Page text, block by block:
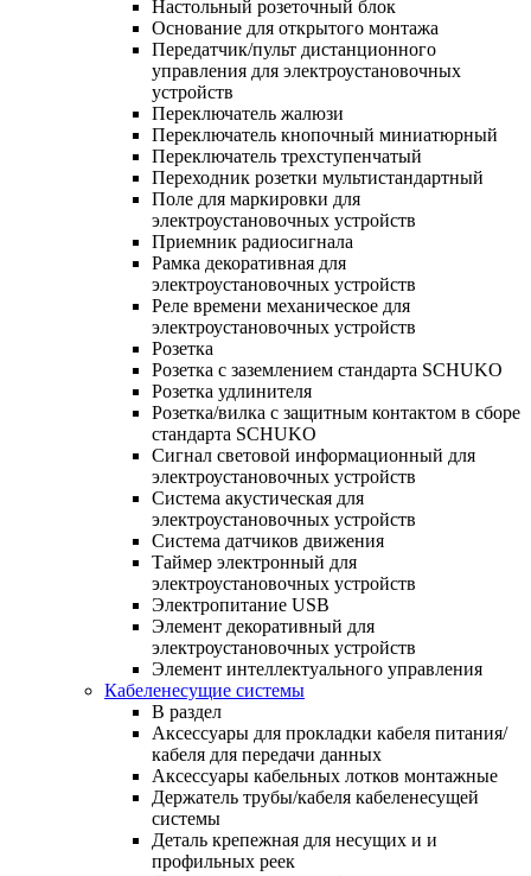
Настольный розеточный блок
Основание для открытого монтажа
Передатчик/пульт дистанционного
управления для электроустановочных
устройств
Переключатель жалюзи
Переключатель кнопочный миниатюрный
Переключатель трехступенчатый
Переходник розетки мультистандартный
Поле для маркировки для
электроустановочных устройств
Приемник радиосигнала
Рамка декоративная для
электроустановочных устройств
Реле времени механическое для
электроустановочных устройств
Розетка
Розетка с заземлением стандарта SCHUKO
Розетка удлинителя
Розетка/вилка с защитным контактом в сборе
стандарта SCHUKO
Сигнал световой информационный для
электроустановочных устройств
Система акустическая для
электроустановочных устройств
Система датчиков движения
Таймер электронный для
электроустановочных устройств
Электропитание USB
Элемент декоративный для
электроустановочных устройств
Элемент интеллектуального управления
Кабеленесущие системы
В раздел
Аксессуары для прокладки кабеля питания/
кабеля для передачи данных
Аксессуары кабельных лотков монтажные
Держатель трубы/кабеля кабеленесущей
системы
Деталь крепежная для несущих и и
профильных реек